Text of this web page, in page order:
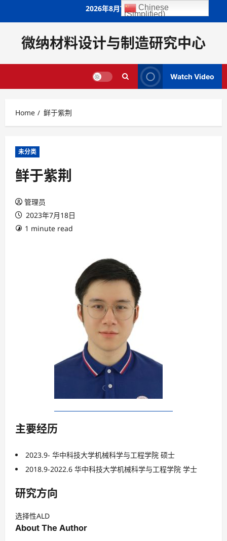
2026年8月7日
微纳材料设计与制造研究中心
Watch Video
Home 鲜于紫荆
未分类
鲜于紫荆
管理员
2023年7月18日
1 minute read
主要经历
2023.9- 华中科技大学机械科学与工程学院 硕士
2018.9-2022.6 华中科技大学机械科学与工程学院 学士
研究方向
选择性ALD
About The Author
Chinese
(Simplified)